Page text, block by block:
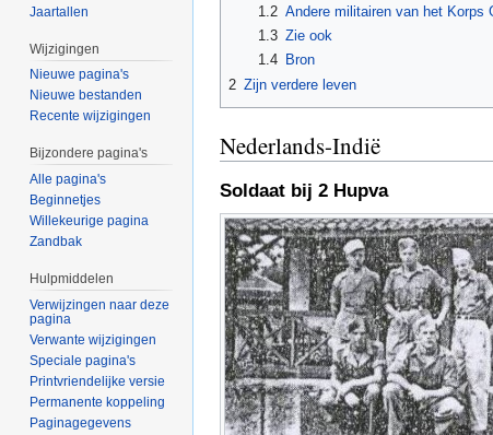
1.2 Andere militairen van het Korps
1.3 Zie ook
1.4
Bron
2 Zijn verdere leven
Nederlands-Indië
Soldaat bij 2 Hupva
Jaartallen
Wijzigingen
Nieuwe pagina's
Nieuwe bestanden
Recente wijzigingen
Bijzondere pagina's
Alle pagina's
Beginnetjes
Willekeurige pagina
Zandbak
Hulpmiddelen
Verwijzingen naar deze
pagina
Verwante wijzigingen
Speciale pagina's
Printvriendelijke versie
Permanente koppeling
Paginagegevens